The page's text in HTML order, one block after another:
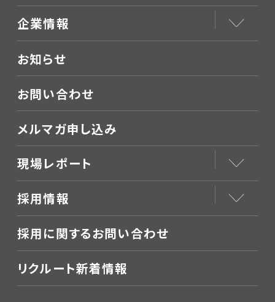
企業情報
お知らせ
お問い合わせ
メルマガ申し込み
現場レポート
採用情報
採用に関するお問い合わせ
リクルート新着情報